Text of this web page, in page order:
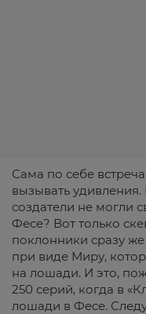
Сама по себе
вызывать
создатели не могли
Фесе? Вот только
поклонники сразу
при виде Миру,
на лошади. И это,
250 серий, когда в
лошади в Фесе.